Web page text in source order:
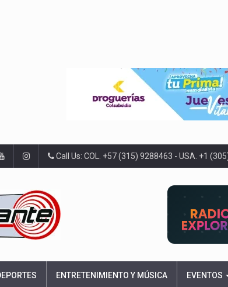
Call Us: COL. +57 (315) 9288463 - USA. +1
ENTRETENIMIENTO Y MÚSICA EVENTOS